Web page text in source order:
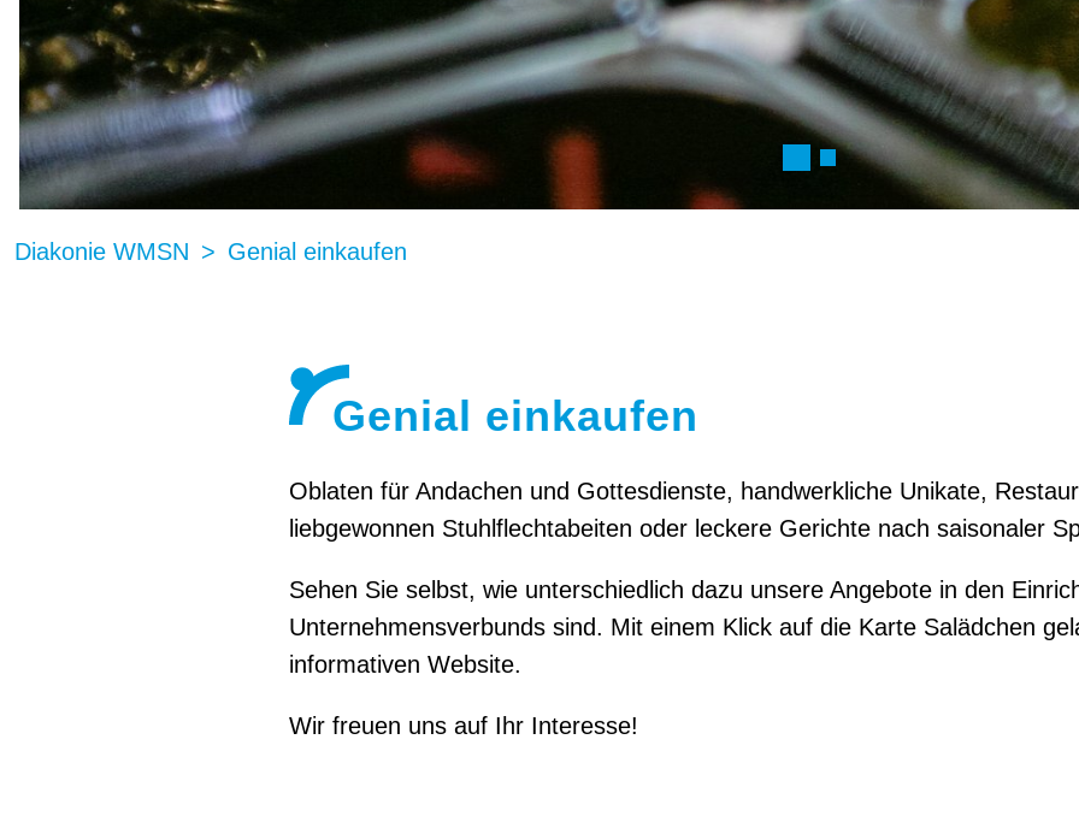
Ramper Werk - Salädchen
Diakonie WMSN Genial einkaufen
Genial einkaufen
Oblaten für Andachen und Gottesdienste, handwerkliche Unikate,
liebgewonnen Stuhlflechtabeiten oder leckere Gerichte nach saisonaler
Sehen Sie selbst, wie unterschiedlich dazu unsere Angebote in den
Unternehmensverbunds sind. Mit einem Klick auf die Karte Salädchen
informativen Website.
Wir freuen uns auf Ihr Interesse!